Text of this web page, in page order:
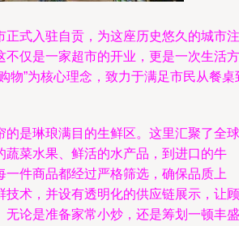
正式入驻自贡，为这座历史悠久的城市注
不仅是一家超市的开业，更是一次生活方
物”为核心理念，致力于满足市民从餐桌
的是琳琅满目的生鲜区。这里汇聚了全球
蔬菜水果、鲜活的水产品，到进口的牛
一件商品都经过严格筛选，确保品质上
技术，并设有透明化的供应链展示，让顾
无论是准备家常小炒，还是筹划一顿丰盛